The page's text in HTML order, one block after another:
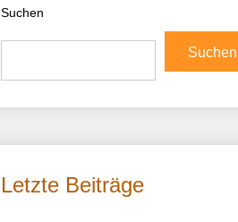
Suchen
Suchen
Letzte Beiträge